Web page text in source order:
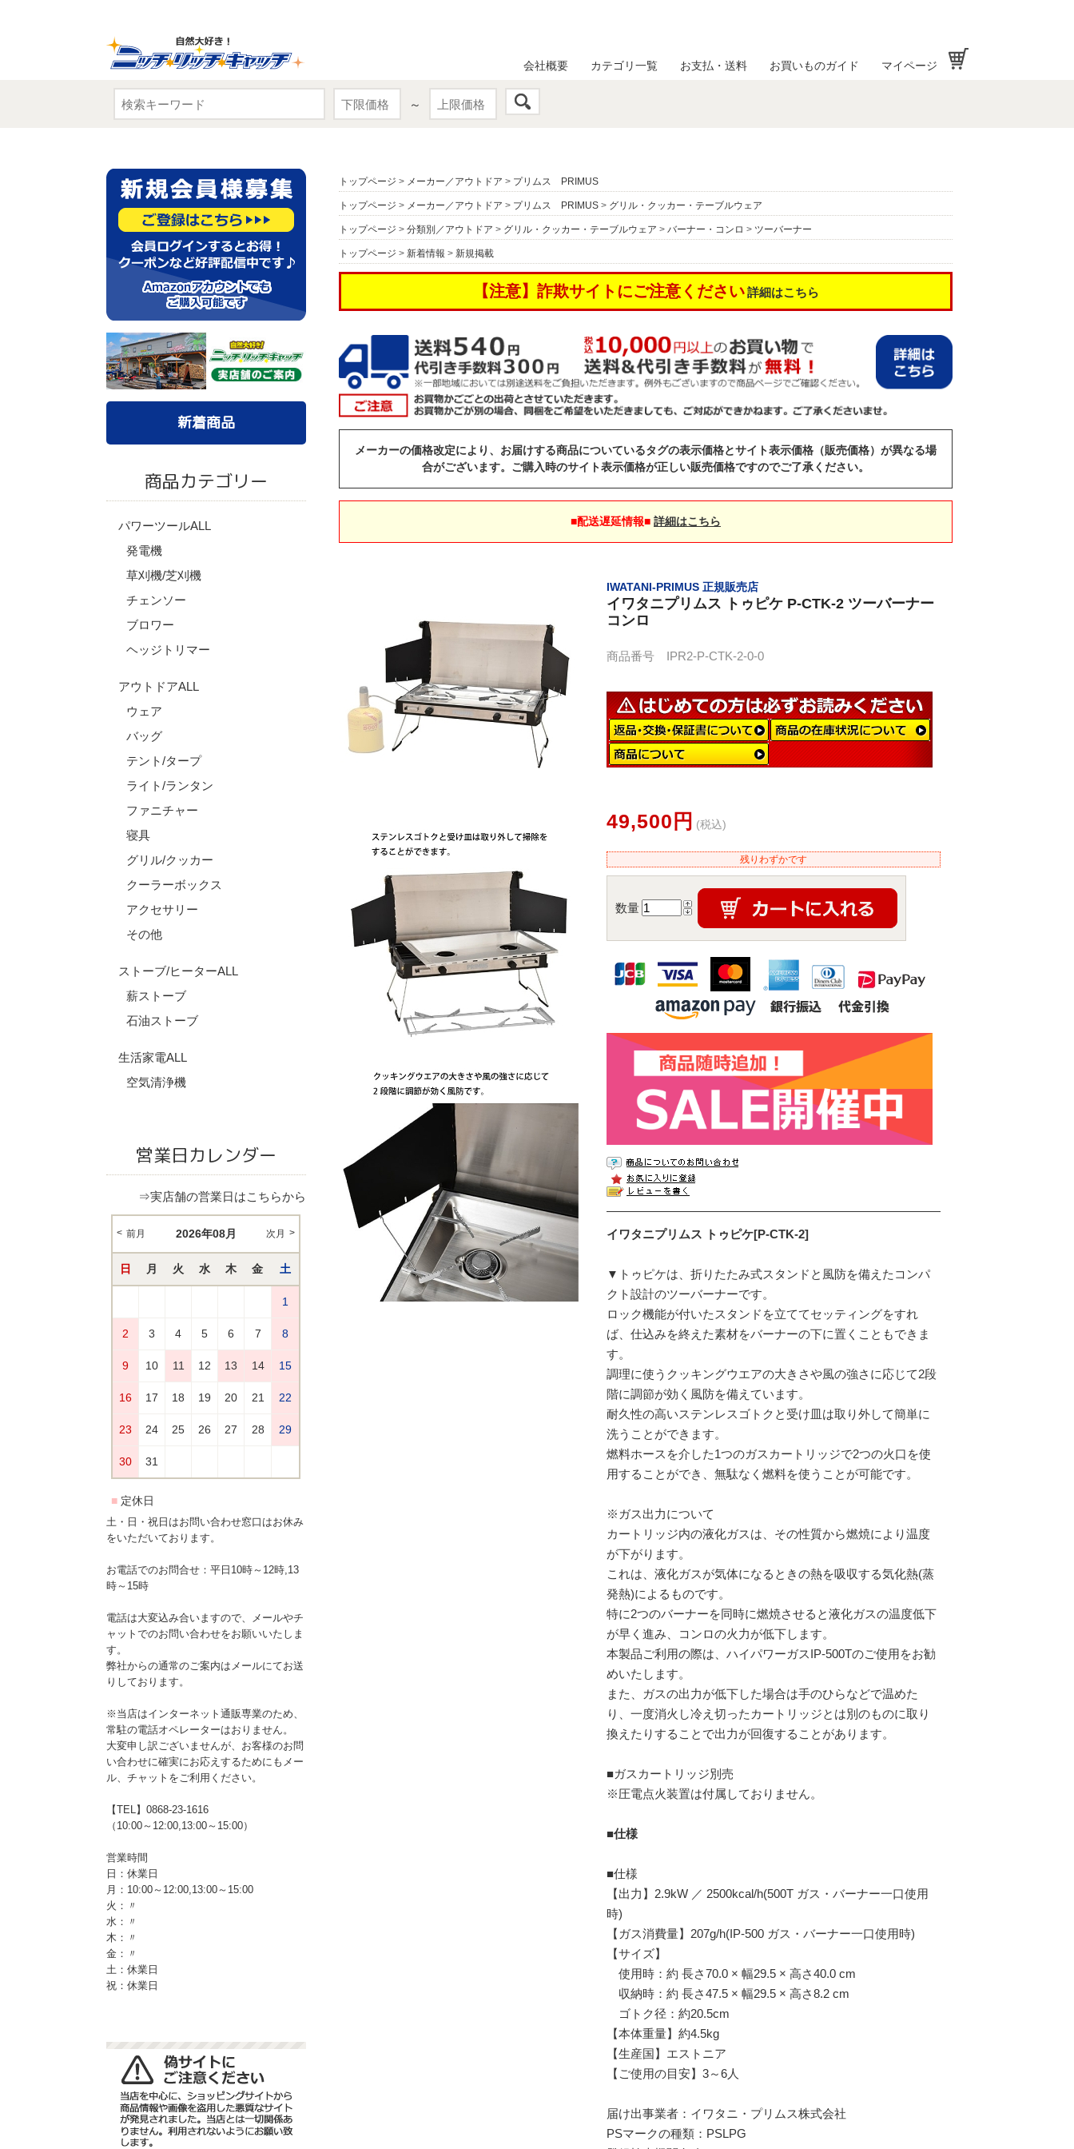
～
会社概要 カテゴリ一覧 お支払・送料 お買いものガイド マイページ
新着商品
商品カテゴリー
パワーツールALL
発電機
草刈機/芝刈機
チェンソー
ブロワー
ヘッジトリマー
アウトドアALL
ウェア
バッグ
テント/タープ
ライト/ランタン
ファニチャー
寝具
グリル/クッカー
クーラーボックス
アクセサリー
その他
ストーブ/ヒーターALL
薪ストーブ
石油ストーブ
生活家電ALL
空気清浄機
営業日カレンダー
⇒実店舗の営業日はこちらから
土・日・祝日はお問い合わせ窓口はお休み
をいただいております。
お電話でのお問合せ：平日10時～12時,13
時～15時
電話は大変込み合いますので、メールやチ
ャットでのお問い合わせをお願いいたしま
す。
弊社からの通常のご案内はメールにてお送
りしております。
※当店はインターネット通販専業のため、
常駐の電話オペレーターはおりません。
大変申し訳ございませんが、お客様のお問
い合わせに確実にお応えするためにもメー
ル、チャットをご利用ください。
【TEL】0868-23-1616
（10:00～12:00,13:00～15:00）
営業時間
日：休業日
月：10:00～12:00,13:00～15:00
火：〃
水：〃
木：〃
金：〃
土：休業日
祝：休業日
トップページ > メーカー／アウトドア > プリムス PRIMUS
トップページ > メーカー／アウトドア > プリムス PRIMUS > グリル・クッカー・テーブルウェア
トップページ > 分類別／アウトドア > グリル・クッカー・テーブルウェア > バーナー・コンロ > ツーバーナー
トップページ > 新着情報 > 新規掲載
【注意】詐欺サイトにご注意ください 詳細はこちら
メーカーの価格改定により、お届けする商品についているタグの表示価格とサイト表示価格（販売価格）が異なる場
合がございます。ご購入時のサイト表示価格が正しい販売価格ですのでご了承ください。
■配送遅延情報■ 詳細はこちら
IWATANI-PRIMUS 正規販売店
イワタニプリムス トゥピケ P-CTK-2 ツーバーナー
コンロ
商品番号 IPR2-P-CTK-2-0-0
49,500円 (税込)
残りわずかです
数量
イワタニプリムス トゥピケ[P-CTK-2]
▼トゥピケは、折りたたみ式スタンドと風防を備えたコンパ
クト設計のツーバーナーです。
ロック機能が付いたスタンドを立ててセッティングをすれ
ば、仕込みを終えた素材をバーナーの下に置くこともできま
す。
調理に使うクッキングウエアの大きさや風の強さに応じて2段
階に調節が効く風防を備えています。
耐久性の高いステンレスゴトクと受け皿は取り外して簡単に
洗うことができます。
燃料ホースを介した1つのガスカートリッジで2つの火口を使
用することができ、無駄なく燃料を使うことが可能です。
※ガス出力について
カートリッジ内の液化ガスは、その性質から燃焼により温度
が下がります。
これは、液化ガスが気体になるときの熱を吸収する気化熱(蒸
発熱)によるものです。
特に2つのバーナーを同時に燃焼させると液化ガスの温度低下
が早く進み、コンロの火力が低下します。
本製品ご利用の際は、ハイパワーガスIP-500Tのご使用をお勧
めいたします。
また、ガスの出力が低下した場合は手のひらなどで温めた
り、一度消火し冷え切ったカートリッジとは別のものに取り
換えたりすることで出力が回復することがあります。
■ガスカートリッジ別売
※圧電点火装置は付属しておりません。
■仕様
■仕様
【出力】2.9kW ／ 2500kcal/h(500T ガス・バーナー一口使用
時)
【ガス消費量】207g/h(IP-500 ガス・バーナー一口使用時)
【サイズ】
使用時：約 長さ70.0 × 幅29.5 × 高さ40.0 cm
収納時：約 長さ47.5 × 幅29.5 × 高さ8.2 cm
ゴトク径：約20.5cm
【本体重量】約4.5kg
【生産国】エストニア
【ご使用の目安】3～6人
届け出事業者：イワタニ・プリムス株式会社
PSマークの種類：PSLPG